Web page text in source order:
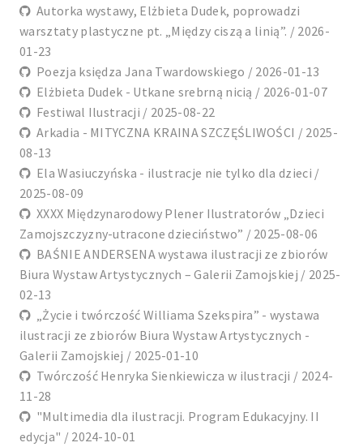
Autorka wystawy, Elżbieta Dudek, poprowadzi
warsztaty plastyczne pt. „Między ciszą a linią”. / 2026-
01-23
Poezja księdza Jana Twardowskiego / 2026-01-13
Elżbieta Dudek - Utkane srebrną nicią / 2026-01-07
Festiwal Ilustracji / 2025-08-22
Arkadia - MITYCZNA KRAINA SZCZĘŚLIWOŚCI / 2025-
08-13
Ela Wasiuczyńska - ilustracje nie tylko dla dzieci /
2025-08-09
XXXX Międzynarodowy Plener Ilustratorów „Dzieci
Zamojszczyzny-utracone dzieciństwo” / 2025-08-06
BAŚNIE ANDERSENA wystawa ilustracji ze zbiorów
Biura Wystaw Artystycznych – Galerii Zamojskiej / 2025-
02-13
„Życie i twórczość Williama Szekspira” - wystawa
ilustracji ze zbiorów Biura Wystaw Artystycznych -
Galerii Zamojskiej / 2025-01-10
Twórczość Henryka Sienkiewicza w ilustracji / 2024-
11-28
"Multimedia dla ilustracji. Program Edukacyjny. II
edycja" / 2024-10-01